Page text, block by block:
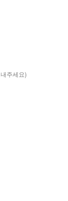
주세요)